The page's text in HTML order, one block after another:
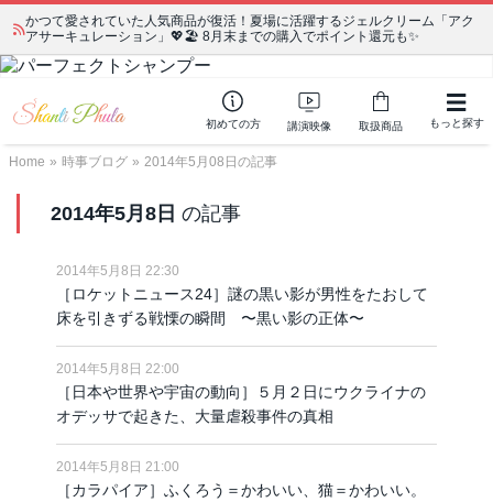
かつて愛されていた人気商品が復活！夏場に活躍するジェルクリーム「アク
アサーキュレーション」💖🏖️ 8月末までの購入でポイント還元も✨
初めての方 講演映像 取扱商品 もっと探す
Home » 時事ブログ » 2014年5月08日の記事
2014年5月8日 の記事
2014年5月8日 22:30
［ロケットニュース24］謎の黒い影が男性をたおして
床を引きずる戦慄の瞬間 〜黒い影の正体〜
2014年5月8日 22:00
［日本や世界や宇宙の動向］５月２日にウクライナの
オデッサで起きた、大量虐殺事件の真相
2014年5月8日 21:00
［カラパイア］ふくろう＝かわいい、猫＝かわいい。